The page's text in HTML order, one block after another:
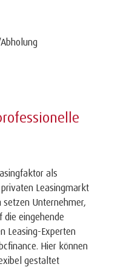
als
Leasingmarkt
Unternehmer,
die eingehende
Leasing-Experten
Hier können
gestaltet